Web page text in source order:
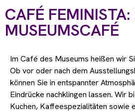
CAFÉ FEMINISTA:
MUSEUMSCAFÉ
Im Café des Museums heißen wir
Ob vor oder nach dem
können Sie in entspannter
Eindrücke nachklingen lassen. Wir
Kuchen, Kaffeespezialitäten sowie